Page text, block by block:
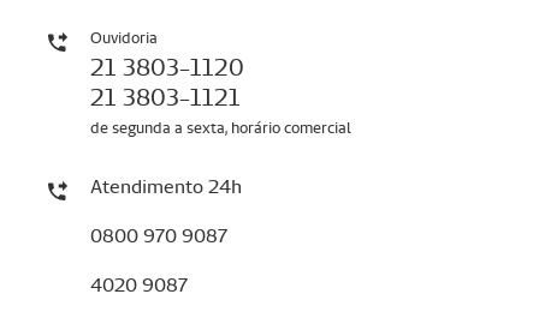
Ouvidoria
21 3803-1120
21 3803-1121
de segunda a sexta, horário comercial
Atendimento 24h
0800 970 9087
4020 9087